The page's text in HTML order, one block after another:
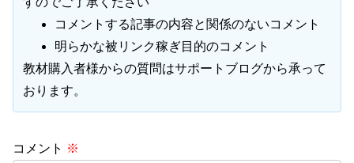
コメントする記事の内容と関係のないコメント
明らかな被リンク稼ぎ目的のコメント
教材購入者様からの質問はサポートブログから承って
おります。
コメント ※